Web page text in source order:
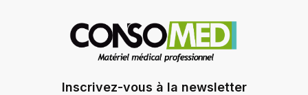
Inscrivez-vous à la newsletter